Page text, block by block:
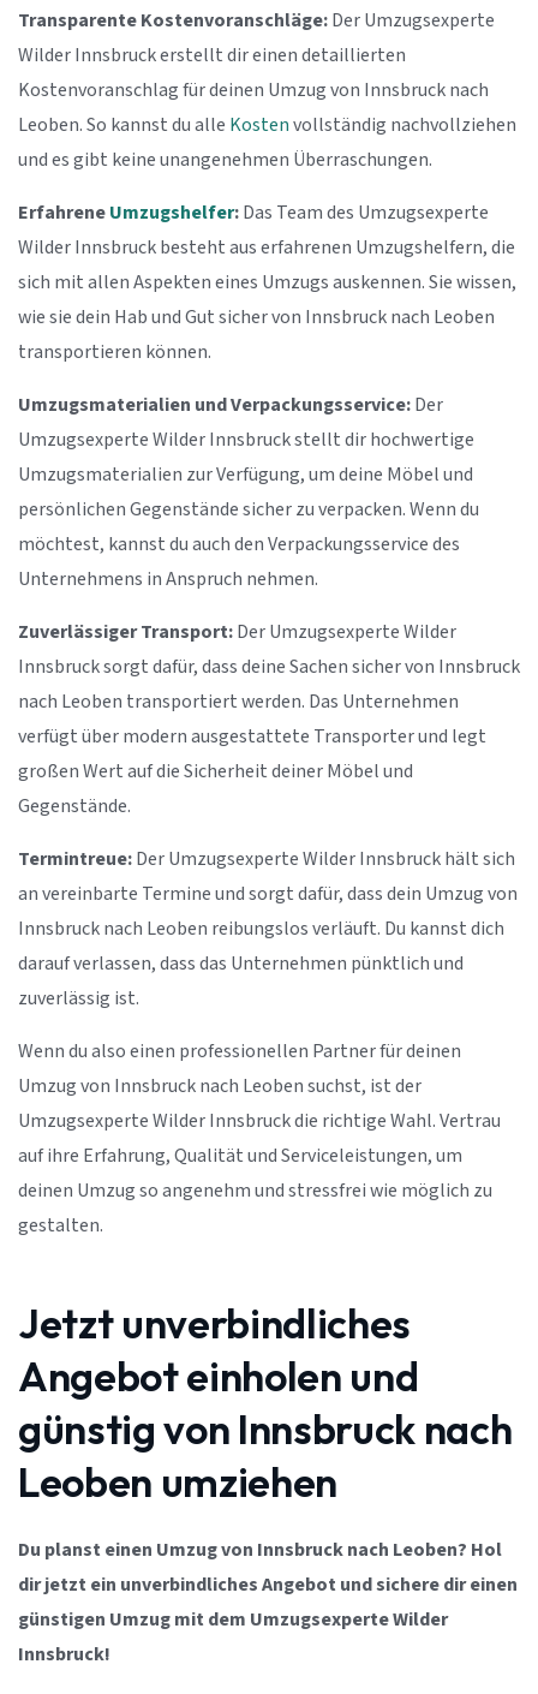
Transparente Kostenvoranschläge:Der Umzugsexperte
Wilder Innsbruck erstellt dir einen detaillierten
Kostenvoranschlag für deinen Umzug von Innsbruck nach
Leoben. So kannst du alle Kostenvollständig nachvollziehen
und es gibt keine unangenehmen Überraschungen.
ErfahreneUmzugshelfer:Das Team des Umzugsexperte
Wilder Innsbruck besteht aus erfahrenen Umzugshelfern, die
sich mit allen Aspekten eines Umzugs auskennen. Sie wissen,
wie sie dein Hab und Gut sicher von Innsbruck nach Leoben
transportieren können.
Umzugsmaterialien und Verpackungsservice:Der
Umzugsexperte Wilder Innsbruck stellt dir hochwertige
Umzugsmaterialien zur Verfügung, um deine Möbel und
persönlichen Gegenstände sicher zu verpacken. Wenn du
möchtest, kannst du auch den Verpackungsservice des
Unternehmens in Anspruch nehmen.
Zuverlässiger Transport:Der Umzugsexperte Wilder
Innsbruck sorgt dafür, dass deine Sachen sicher von Innsbruck
nach Leoben transportiert werden. Das Unternehmen
verfügt über modern ausgestattete Transporter und legt
großen Wert auf die Sicherheit deiner Möbel und
Gegenstände.
Termintreue:Der Umzugsexperte Wilder Innsbruck hält sich
an vereinbarte Termine und sorgt dafür, dass dein Umzug von
Innsbruck nach Leoben reibungslos verläuft. Du kannst dich
darauf verlassen, dass das Unternehmen pünktlich und
zuverlässig ist.
Wenn du also einen professionellen Partner für deinen
Umzug von Innsbruck nach Leoben suchst, ist der
Umzugsexperte Wilder Innsbruck die richtige Wahl. Vertrau
auf ihre Erfahrung, Qualität und Serviceleistungen, um
deinen Umzug so angenehm und stressfrei wie möglich zu
gestalten.
Jetzt unverbindliches
Angebot einholen und
günstig von Innsbruck nach
Leoben umziehen
Du planst einen Umzug von Innsbruck nach Leoben? Hol
dir jetzt ein unverbindliches Angebot und sichere dir einen
günstigen Umzug mit dem Umzugsexperte Wilder
Innsbruck!